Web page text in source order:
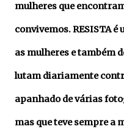
mulheres que
convivemos. RESISTA
as mulheres e também
lutam diariamente
apanhado de várias
mas que teve sempre a